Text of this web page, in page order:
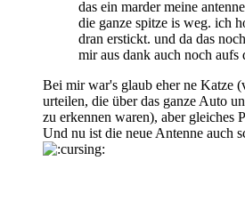
das ein marder meine
die ganze spitze is weg. ich
dran erstickt. und da das
mir aus dank auch noch aufs
Bei mir war's glaub eher ne Katze
urteilen, die über das ganze Auto
zu erkennen waren), aber gleiches
Und nu ist die neue Antenne auch